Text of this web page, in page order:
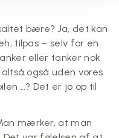
bære? Ja, det kan
tilpas – selv for en
eller tanker nok
også uden vores
…? Det er jo op til
mærker, at man